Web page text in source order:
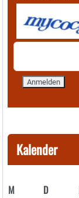
Kalender
M D